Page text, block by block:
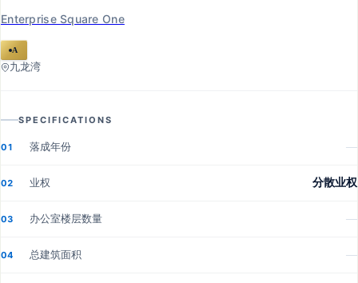
Enterprise Square One
A
九龙湾
SPECIFICATIONS
01 落成年份 —
02 业权 分散业权
03 办公室楼层数量 —
04 总建筑面积 —